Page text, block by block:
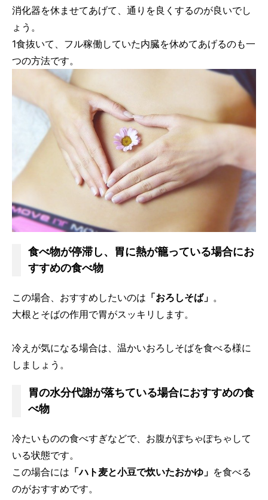
消化器を休ませてあげて、通りを良くするのが良いでし
ょう。
1食抜いて、フル稼働していた内臓を休めてあげるのも一
つの方法です。
食べ物が停滞し、胃に熱が籠っている場合にお
すすめの食べ物
この場合、おすすめしたいのは 「おろしそば」 。
大根とそばの作用で胃がスッキリします。
冷えが気になる場合は、温かいおろしそばを食べる様に
しましょう。
胃の水分代謝が落ちている場合におすすめの食
べ物
冷たいものの食べすぎなどで、お腹がぽちゃぽちゃして
いる状態です。
この場合には 「ハト麦と小豆で炊いたおかゆ」 を食べる
のがおすすめです。